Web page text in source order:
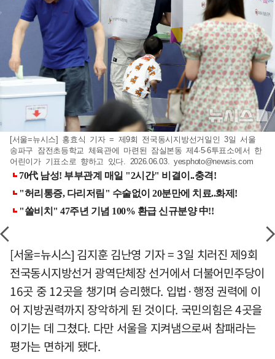
[서울=뉴시스] 홍효식 기자 = 제9회 전국동시지방선거일인 3일 서울
송파구 잠전초등학교 체육관에 마련된 잠실본동 제4·5·6투표소에서 한
어린이가 기표소로 향하고 있다. 2026.06.03. yesphoto@newsis.com
[서울=뉴시스] 김지훈 김난영 기자 = 3일 치러진 제9회
전국동시지방선거 광역단체장 선거에서 더불어민주당이
16곳 중 12곳을 챙기며 승리했다. 입법·행정 권력에 이
어 지방권력까지 장악하게 된 것이다. 국민의힘은 4곳을
이기는 데 그쳤다. 다만 서울을 지켜냄으로써 참패라는
평가는 면하게 됐다.